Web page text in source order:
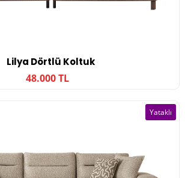
Lilya Dörtlü Koltuk
48.000 TL
Yataklı